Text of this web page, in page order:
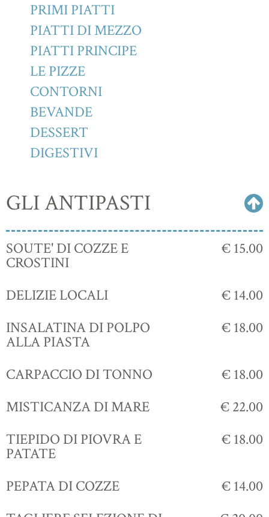
PRIMI PIATTI
PIATTI DI MEZZO
PIATTI PRINCIPE
LE PIZZE
CONTORNI
BEVANDE
DESSERT
DIGESTIVI
GLI ANTIPASTI
SOUTE' DI COZZE E
CROSTINI
€ 15.00
DELIZIE LOCALI
€ 14.00
INSALATINA DI POLPO
ALLA PIASTA
€ 18.00
CARPACCIO DI TONNO
€ 18.00
MISTICANZA DI MARE
€ 22.00
TIEPIDO DI PIOVRA E
PATATE
€ 18.00
PEPATA DI COZZE
€ 14.00